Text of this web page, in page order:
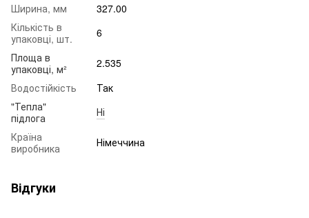
Ширина, мм
327.00
Кількість в
упаковці, шт.
6
Площа в
упаковці, м²
2.535
Водостійкість
Так
"Тепла"
підлога
Ні
Країна
виробника
Німеччина
Відгуки